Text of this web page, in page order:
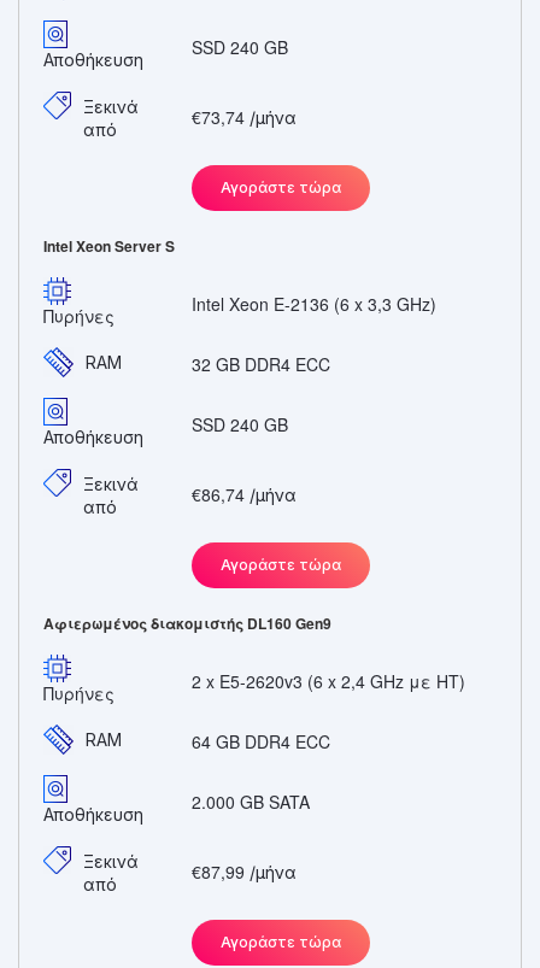
Αποθήκευση
SSD 240 GB
Ξεκινά
από
€73,74 /μήνα
Αγοράστε τώρα
Intel Xeon Server S
Πυρήνες Intel Xeon E-2136 (6 x 3,3 GHz)
RAM 32 GB DDR4 ECC
Αποθήκευση
SSD 240 GB
Ξεκινά
από
€86,74 /μήνα
Αγοράστε τώρα
Αφιερωμένος διακομιστής DL160 Gen9
Πυρήνες 2 x E5-2620v3 (6 x 2,4 GHz με HT)
RAM 64 GB DDR4 ECC
Αποθήκευση
2.000 GB SATA
Ξεκινά
από
€87,99 /μήνα
Αγοράστε τώρα